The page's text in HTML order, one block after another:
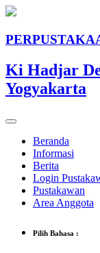
Ki Hadjar
Yogyakarta
Beranda
Informasi
Berita
Login
Pustakawan
Area Anggota
Pilih Bahasa :